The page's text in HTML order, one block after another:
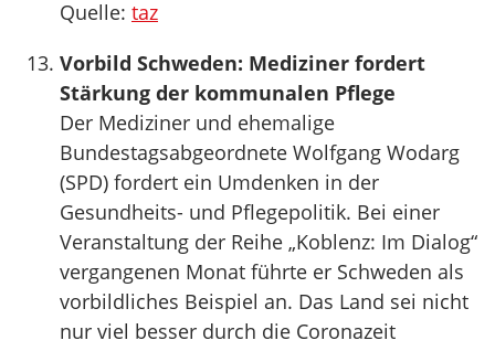
Quelle: taz
Vorbild Schweden: Mediziner fordert
Stärkung der kommunalen Pflege
Der Mediziner und ehemalige
Bundestagsabgeordnete Wolfgang Wodarg
(SPD) fordert ein Umdenken in der
Gesundheits- und Pflegepolitik. Bei einer
Veranstaltung der Reihe „Koblenz: Im Dialog“
vergangenen Monat führte er Schweden als
vorbildliches Beispiel an. Das Land sei nicht
nur viel besser durch die Coronazeit